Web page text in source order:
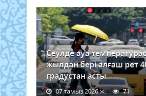
Сеулде ауа
жылдан бері алғаш рет
градустан асты
07 тамыз 2026 ж. 71